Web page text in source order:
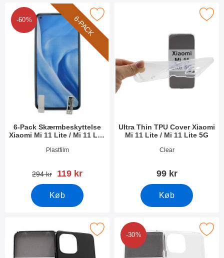
6-PACK
-60%
6-Pack Skærmbeskyttelse
Xiaomi Mi 11 Lite / Mi 11 Lite
Varenr 40571Plastfilm
pris
294 kr pris
119 kr
Køb
Skærmbeskyttelse Xiaomi Mi 11 Lite / Mi 11 Lite 5G som
Ultra Thin TPU Cover Xiaomi
Mi 11 Lite / Mi 11 Lite 5G
Varenr 40573Clear
99 kr
Køb
Marker ultra Thin TPU Cover Xiaomi Mi
tPU Mobilcover Xiaomi Mi 11 Lite / Mi 11 Lite 5G som favorit
-30%
Marker tPU Mobilcover Xiaomi Mi 11